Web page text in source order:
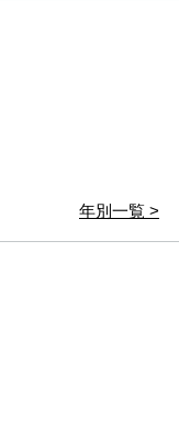
年別一覧 >